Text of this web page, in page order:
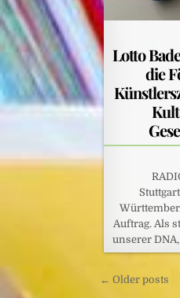
Lotto
die
Auftrag. Als
unserer
← Older posts